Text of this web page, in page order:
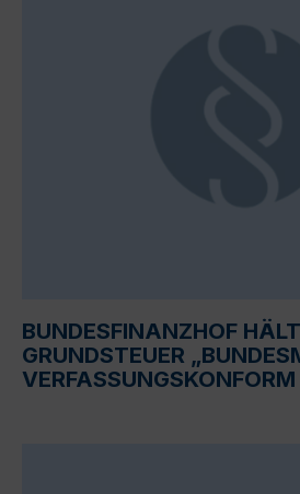
BUNDESFINANZHOF HÄLT
GRUNDSTEUER
VERFASSUNGSKONFORM